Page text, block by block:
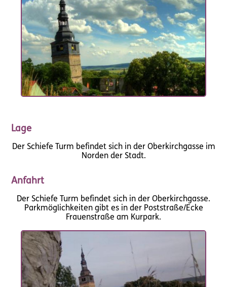
Lage
Der Schiefe Turm befindet sich in der Oberkirchgasse im
Norden der Stadt.
Anfahrt
Der Schiefe Turm befindet sich in der Oberkirchgasse.
Parkmöglichkeiten gibt es in der Poststraße/Ecke
Frauenstraße am Kurpark.